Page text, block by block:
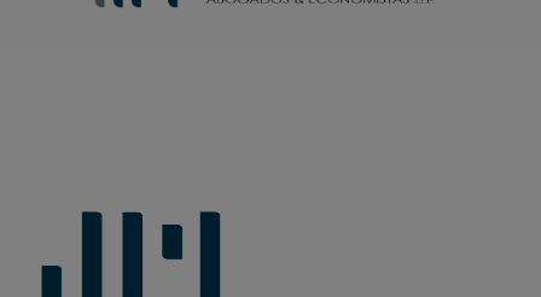
+Seguridad